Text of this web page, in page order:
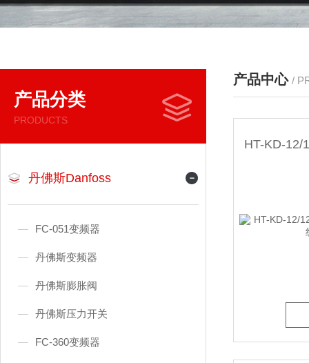
产品分类
PRODUCTS
丹佛斯Danfoss
FC-051变频器
丹佛斯变频器
丹佛斯膨胀阀
丹佛斯压力开关
FC-360变频器
产品中心 /